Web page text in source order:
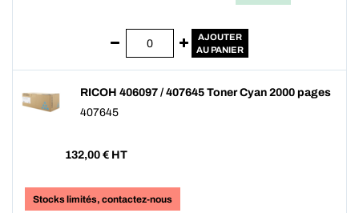
AJOUTER
AU PANIER
RICOH 406097 / 407645 Toner Cyan 2000 pages
407645
132,00 € HT
Stocks limités, contactez-nous